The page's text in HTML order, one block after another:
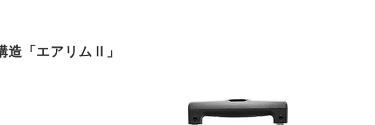
造「エアリムⅡ」